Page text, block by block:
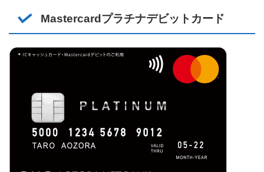
Mastercardプラチナデビットカード